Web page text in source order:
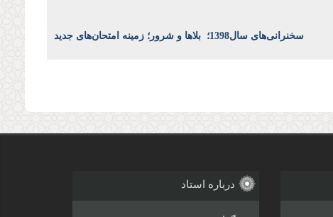
سخنرانی‌های سال1398 ؛ بلاها و شرور؛ زمینه امتحان‌های جدید
درباره استاد